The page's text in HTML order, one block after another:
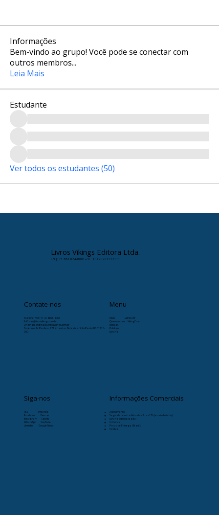
Informações
Bem-vindo ao grupo! Você pode se conectar com
outros membros...
Leia Mais
Estudante
Ver todos os estudantes (50)
Livros Vikings Editora Ltda.
CNPJ: 35.663.864/0001-78 · IE: 128201172111
Contate-nos
Telefone:+55 (11) 9-8263-4066
SAC: sac@livrosvikings.com.br
Originais: originais@livrosvikings.com.br
Endereço: Av. Paulista, 171 4º andar, Bela Vista, São Paulo-SP, 01310-
000
Menu
Início
Læristaðr
Quem somos
VikingCast
Notícias
Publique
Livraria
Siga-nos
RSS
Pinterest
Facebook
Deezer
Instagram
Spotify
WhatsApp
YouTube
Linkedin
Google News
Informações Comerciais
Atendimento:
Segunda a sexta-feira das 8h as 17h (exceto feriado)
Livraria Especializada:
24 horas
Prazo de Entrega (Brasil):
30 dias